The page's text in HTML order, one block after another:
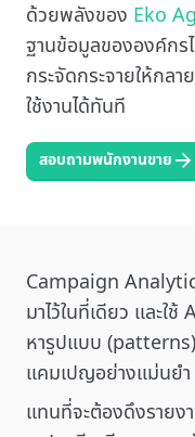
ด้วยพลังของ Eko
ฐานข้อมูลขององค์กร
กระจัดกระจายให้กล
ใช้งานได้ทันที
สอบถามพนักงานขาย
Campaign
มาไว้ในที่เดียว และใ
หารูปแบบ (patterns)
แคมเปญอย่างแม่นยำ
แทนที่จะต้องดึงรายง